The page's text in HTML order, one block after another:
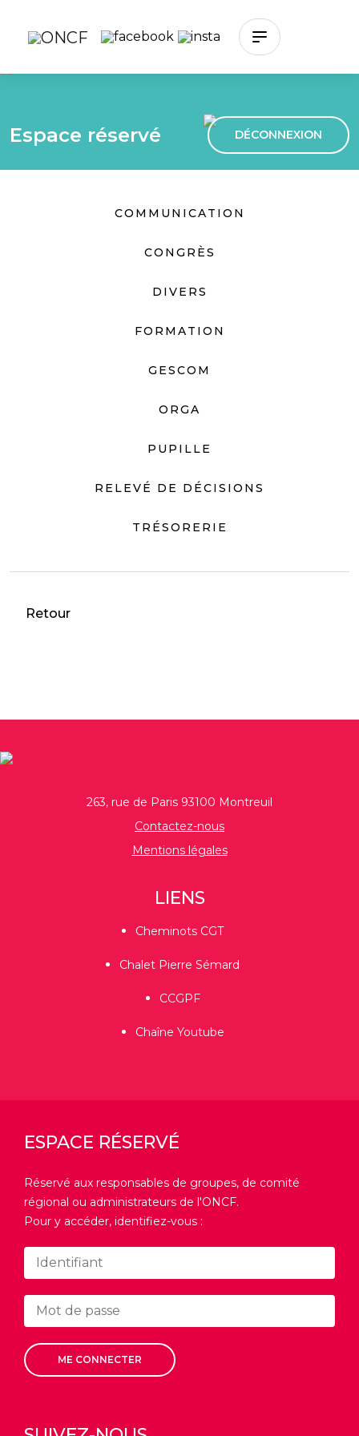
Espace réservé DÉCONNEXION
COMMUNICATION
CONGRÈS
DIVERS
FORMATION
GESCOM
ORGA
PUPILLE
RELEVÉ DE DÉCISIONS
TRÉSORERIE
Retour
263, rue de Paris 93100 Montreuil
Contactez-nous
Mentions légales
LIENS
Cheminots CGT
Chalet Pierre Sémard
CCGPF
Chaîne Youtube
ESPACE RÉSERVÉ
Réservé aux responsables de groupes, de comité
régional ou administrateurs de l'ONCF.
Pour y accéder, identifiez-vous :
ME CONNECTER